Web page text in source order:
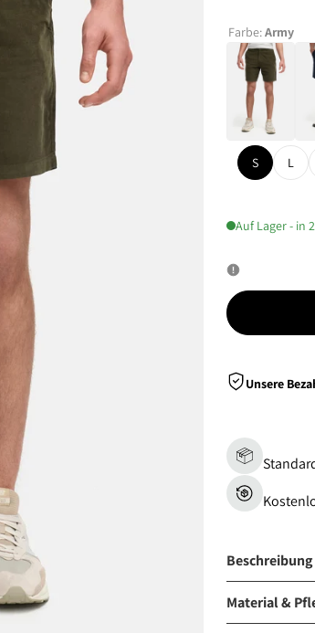
Farbe:Army
S L
Auf Lager - in
Unsere
Beschreibung
Material &